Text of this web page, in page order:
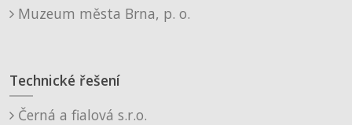
Muzeum města Brna, p. o.
Technické řešení
Černá a fialová s.r.o.